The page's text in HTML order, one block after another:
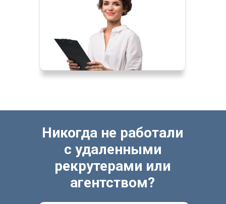
Никогда не работали
с удаленными
рекрутерами или
агентством?